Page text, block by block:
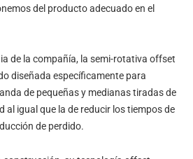
del producto adecuado en el
de la compañía, la semi-rotativa offset
diseñada específicamente para
de pequeñas y medianas tiradas de
al igual que la de reducir los tiempos de
de perdido.